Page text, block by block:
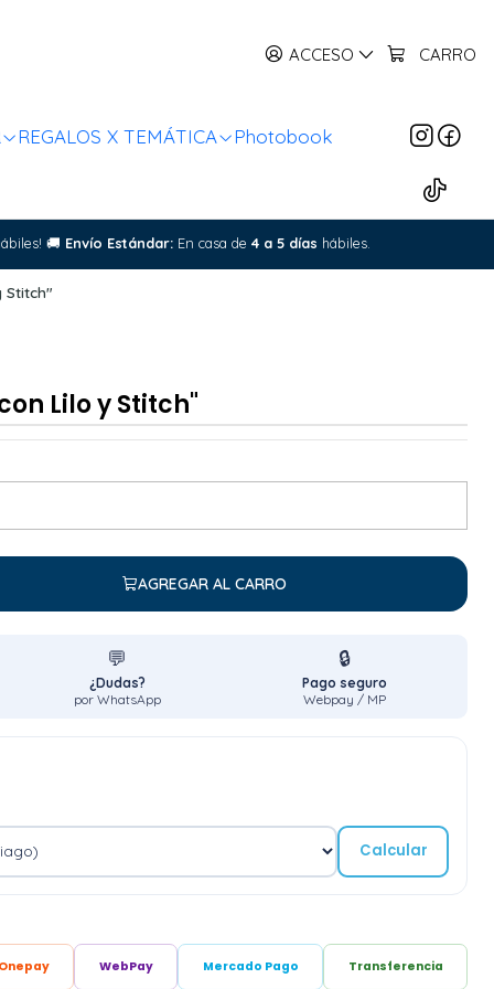
ACCESO CARRO
REGALOS X TEMÁTICA Photobook
🚚 Envío Estándar: En casa de 4 a 5 días hábiles.
Stitch"
Lilo y Stitch"
AGREGAR AL CARRO
💬
¿Dudas?
por WhatsApp
🔒
Pago seguro
Webpay / MP
Calcular
Onepay WebPay Mercado Pago Transferencia